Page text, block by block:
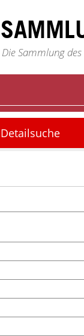
Die Sammlung
Detailsuche